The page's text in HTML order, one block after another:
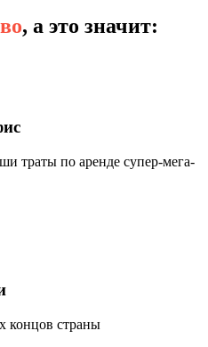
, а это значит:
траты по аренде супер-мега-
концов страны